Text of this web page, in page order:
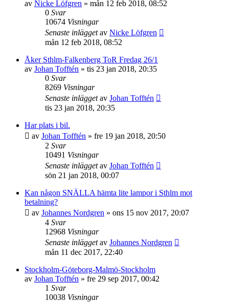
av Nicke Löfgren » mån 12 feb 2018, 08:52
0 Svar
10674 Visningar
Senaste inläggetav Nicke Löfgren
mån 12 feb 2018, 08:52
Åker Sthlm-Falkenberg ToR Fredag 26/1
av Johan Tofftén » tis 23 jan 2018, 20:35
0 Svar
8269 Visningar
Senaste inläggetav Johan Tofftén
tis 23 jan 2018, 20:35
Har plats i bil.
av Johan Tofftén » fre 19 jan 2018, 20:50
2 Svar
10491 Visningar
Senaste inläggetav Johan Tofftén
sön 21 jan 2018, 00:07
Kan någon SNÄLLA hämta lite lampor i Sthlm mot
betalning?
av Johannes Nordgren » ons 15 nov 2017, 20:07
4 Svar
12968 Visningar
Senaste inläggetav Johannes Nordgren
mån 11 dec 2017, 22:40
Stockholm-Göteborg-Malmö-Stockholm
av Johan Tofftén » fre 29 sep 2017, 00:42
1 Svar
10038 Visningar